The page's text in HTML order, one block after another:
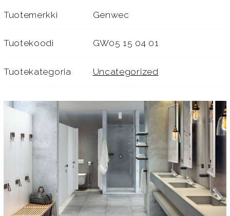
Tuotemerkki Genwec
Tuotekoodi GW05 15 04 01
Tuotekategoria Uncategorized